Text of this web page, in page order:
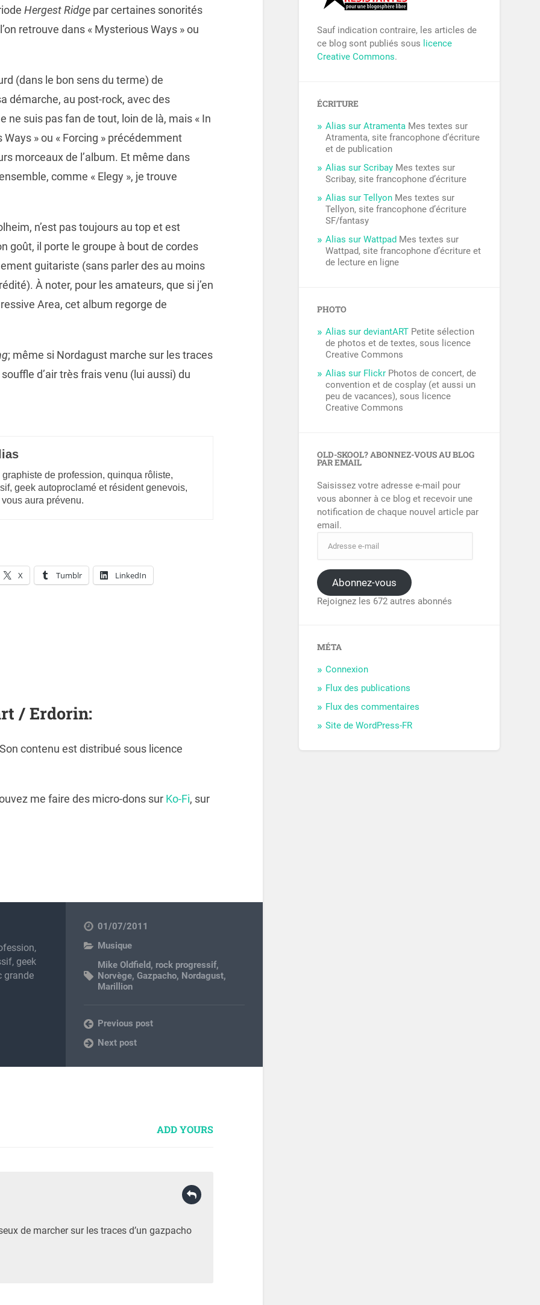
Hergest Ridgepar certaines sonorités
retrouve dans « Mysterious Ways » ou
(dans le bon sens du terme) de
démarche, au post-rock, avec des
suis pas fan de tout, loin de là, mais « In
» ou « Forcing » précédemment
morceaux de l’album. Et même dans
comme « Elegy », je trouve
n’est pas toujours au top et est
goût, il porte le groupe à bout de cordes
guitariste (sans parler des au moins
À noter, pour les amateurs, que si j’en
Area, cet album regorge de
; même si Nordagust marche sur les traces
d’air très frais venu (lui aussi) du
graphiste de profession, quinqua rôliste,
geek autoproclamé et résident genevois,
aura prévenu.
X Tumblr LinkedIn
/ Erdorin:
contenu est distribué sous licence
me faire des micro-dons sur Ko-Fi, sur
geek
grande
01/07/2011
Musique
Mike Oldfield, rock progressif,
Norvège,Gazpacho, Nordagust,
Marillion
Previous post
Next post
ADD YOURS
de marcher sur les traces d’un gazpacho
Sauf indication contraire, les articles de
ce blog sont publiés sous licence
Creative Commons.
ÉCRITURE
Alias sur Atramenta Mes textes sur
Atramenta, site francophone d’écriture
et de publication
Alias sur Scribay Mes textes sur
Scribay, site francophone d’écriture
Alias sur Tellyon Mes textes sur
Tellyon, site francophone d’écriture
SF/fantasy
Alias sur Wattpad Mes textes sur
Wattpad, site francophone d’écriture et
de lecture en ligne
PHOTO
Alias sur deviantART Petite sélection
de photos et de textes, sous licence
Creative Commons
Alias sur Flickr Photos de concert, de
convention et de cosplay (et aussi un
peu de vacances), sous licence
Creative Commons
OLD-SKOOL? ABONNEZ-VOUS AU BLOG
PAR EMAIL
Saisissez votre adresse e-mail pour
vous abonner à ce blog et recevoir une
notification de chaque nouvel article par
email.
Abonnez-vous
Rejoignez les 672 autres abonnés
MÉTA
Connexion
Flux des publications
Flux des commentaires
Site de WordPress-FR